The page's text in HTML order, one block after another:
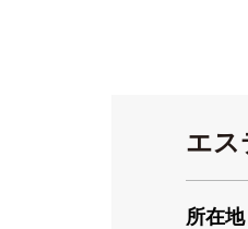
エス
所在地